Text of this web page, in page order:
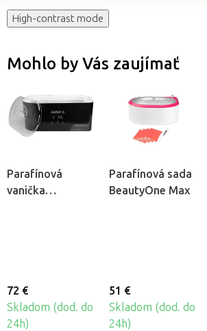
High-contrast mode
Mohlo by Vás zaujímať
Parafínová
vanička
72 €
Skladom (dod. do
24h)
Parafínová sada
BeautyOne Max
51 €
Skladom (dod. do
24h)